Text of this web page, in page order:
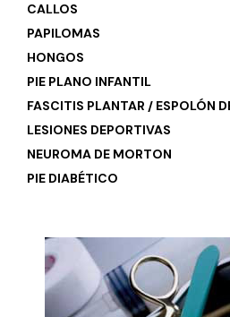
CALLOS
PAPILOMAS
HONGOS
PIE PLANO INFANTIL
FASCITIS PLANTAR / ESPOLÓN
LESIONES DEPORTIVAS
NEUROMA DE MORTON
PIE DIABÉTICO